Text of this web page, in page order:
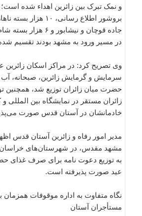
و نمک تبرک بین زائرین اهداء شده است؛
بروشور اطلاع رسانی، ۱۰
جاده قوچان و نیشابور و
در مسیر ورود به مشهد بودند تقسیم
وی تصریح کرد: در مراکز اسکان زائرین
سرمایش و گرمایش زائرین، صبحانه،
حضرت میان زائران توزیع ‌شد، همچنین
زائران مستقر در نمایشگاه بین
خادمانشان در آستان قدس صورت
مدیر امور رفاه و زائرین آستان قدس
مشهد مقدس، در شهرستان‌های خراسان
به توزیع دعوت نامه برای صرف غذای
عید صورت پذیرفته است.
نگاه متفاوت به اداره موقوفات
مستأجران آستان